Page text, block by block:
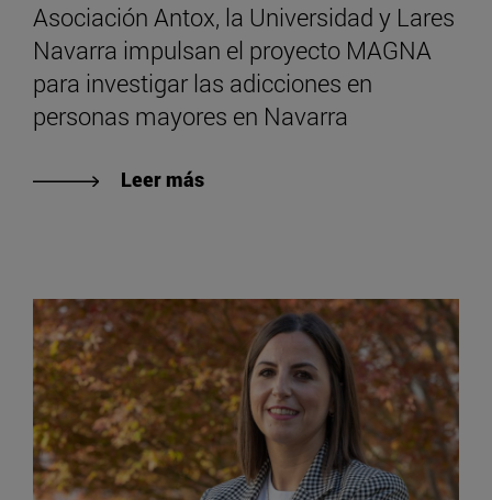
Asociación Antox, la Universidad y Lares
Navarra impulsan el proyecto MAGNA
para investigar las adicciones en
personas mayores en Navarra
Leer más